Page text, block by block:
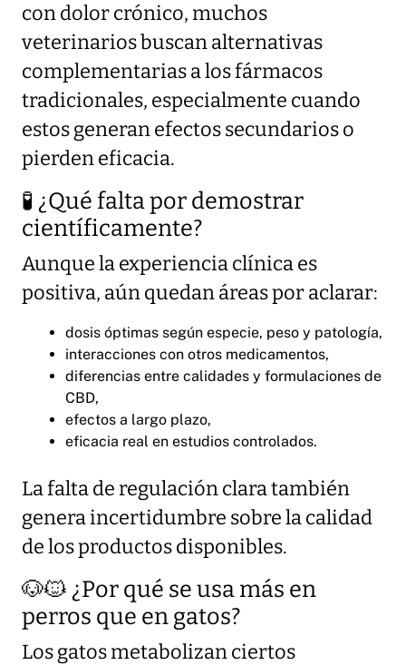
con dolor crónico, muchos
veterinarios buscan alternativas
complementarias a los fármacos
tradicionales, especialmente cuando
estos generan efectos secundarios o
pierden eficacia.
🧪 ¿Qué falta por demostrar
científicamente?
Aunque la experiencia clínica es
positiva, aún quedan áreas por aclarar:
dosis óptimas según especie, peso y patología,
interacciones con otros medicamentos,
diferencias entre calidades y formulaciones de
CBD,
efectos a largo plazo,
eficacia real en estudios controlados.
La falta de regulación clara también
genera incertidumbre sobre la calidad
de los productos disponibles.
🐶🐱 ¿Por qué se usa más en
perros que en gatos?
Los gatos metabolizan ciertos